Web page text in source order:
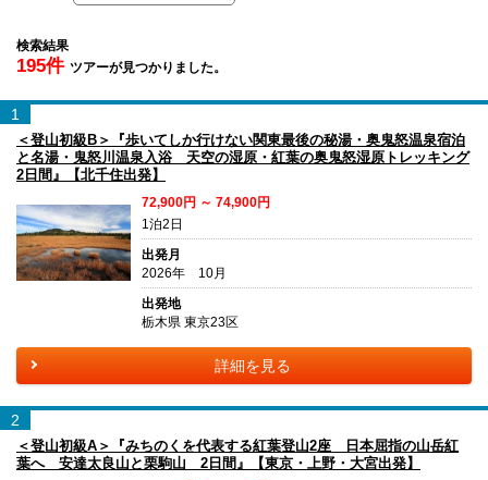
検索結果
195件 ツアーが見つかりました。
1
＜登山初級B＞『歩いてしか行けない関東最後の秘湯・奥鬼怒温泉宿泊
と名湯・鬼怒川温泉入浴 天空の湿原・紅葉の奥鬼怒湿原トレッキング
2日間』【北千住出発】
72,900円 ～ 74,900円
1泊2日
出発月
2026年 10月
出発地
栃木県 東京23区
詳細を見る
2
＜登山初級A＞『みちのくを代表する紅葉登山2座 日本屈指の山岳紅
葉へ 安達太良山と栗駒山 2日間』【東京・上野・大宮出発】